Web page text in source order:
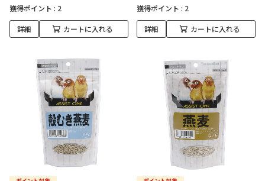
獲得ポイント : 2
詳細 カートに入れる
獲得ポイント : 2
詳細 カートに入れる